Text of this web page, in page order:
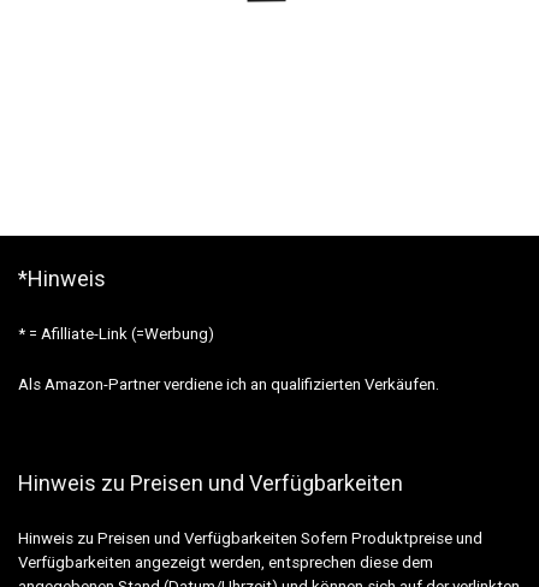
*Hinweis
* = Afilliate-Link (=Werbung)
Als Amazon-Partner verdiene ich an qualifizierten Verkäufen.
Hinweis zu Preisen und Verfügbarkeiten
Hinweis zu Preisen und Verfügbarkeiten Sofern Produktpreise und
Verfügbarkeiten angezeigt werden, entsprechen diese dem